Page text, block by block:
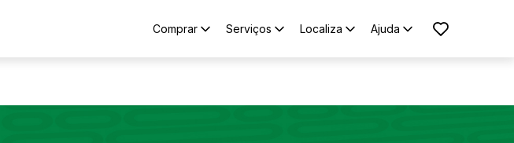
Comprar Serviços Localiza Ajuda